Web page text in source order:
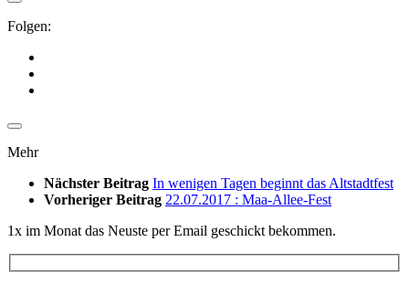
Folgen:
Mehr
Nächster Beitrag In wenigen Tagen beginnt das Altstadtfest
Vorheriger Beitrag 22.07.2017 : Maa-Allee-Fest
1x im Monat das Neuste per Email geschickt bekommen.